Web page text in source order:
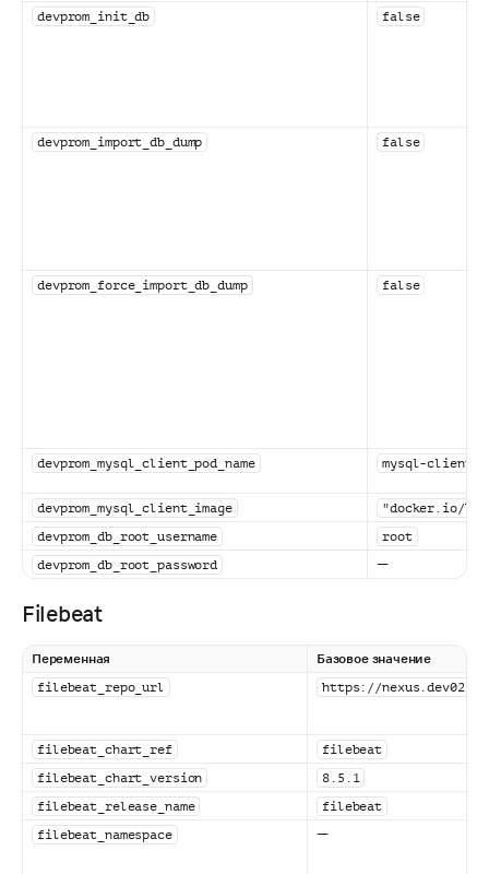
devprom_init_db false
devprom_import_db_dump false
devprom_force_import_db_dump false
devprom_mysql_client_pod_name mysql-client
devprom_mysql_client_image
"docker.io/
devprom_db_root_username
root
devprom_db_root_password
—
Filebeat
Переменная
Базовое значение
filebeat_repo_url
https://
filebeat_chart_ref
filebeat
filebeat_chart_version
8.5.1
filebeat_release_name
filebeat
filebeat_namespace
—